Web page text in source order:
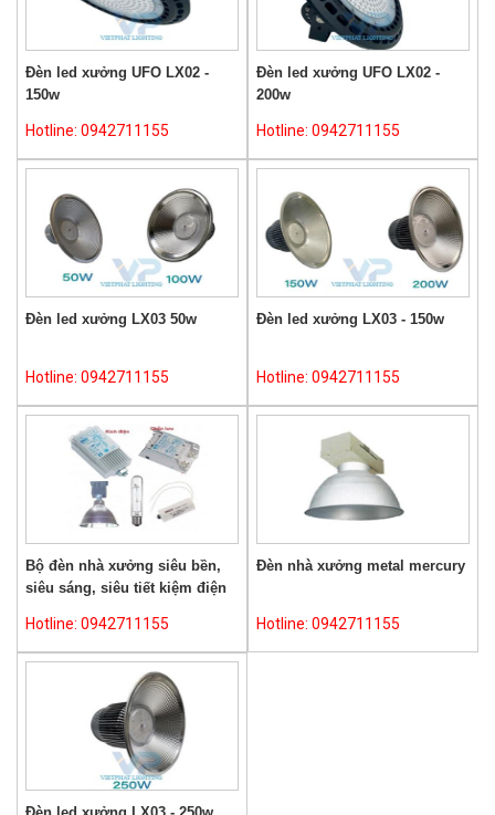
Đèn led xưởng UFO LX02 -
150w
Hotline: 0942711155
Đèn led xưởng UFO LX02 -
200w
Hotline: 0942711155
Đèn led xưởng LX03 50w
Hotline: 0942711155
Đèn led xưởng LX03 - 150w
Hotline: 0942711155
Bộ đèn nhà xưởng siêu bền,
siêu sáng, siêu tiết kiệm điện
Hotline: 0942711155
Đèn nhà xưởng metal mercury
Hotline: 0942711155